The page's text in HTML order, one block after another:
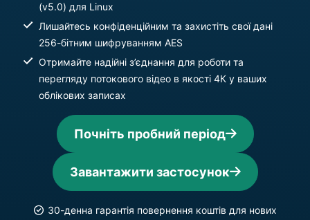
(v5.0) для Linux
Лишайтесь конфіденційним та захистіть свої дані
256-бітним шифруванням AES
Отримайте надійні з’єднання для роботи та
перегляду потокового відео в якості 4К у ваших
облікових записах
Почніть пробний період
Завантажити застосунок
30-денна гарантія повернення коштів для нових